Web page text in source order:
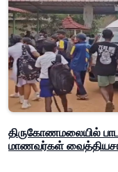
திருகோணமலையில்
மாணவர்கள்